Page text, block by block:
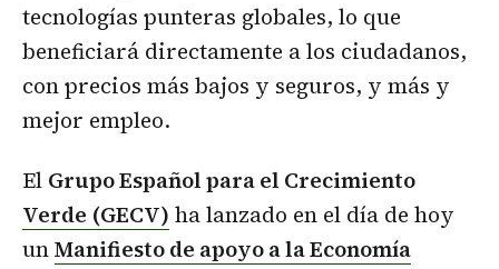
tecnologías punteras globales, lo que
beneficiará directamente a los ciudadanos,
con precios más bajos y seguros, y más y
mejor empleo.
El Grupo Español para el Crecimiento
Verde (GECV) ha lanzado en el día de hoy
unManifiesto de apoyo a la Economía